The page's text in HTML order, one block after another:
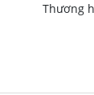
Thương